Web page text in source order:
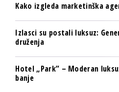
Kako izgleda marketinška
Izlasci su postali luksuz:
druženja
Hotel „Park” – Moderan
banje